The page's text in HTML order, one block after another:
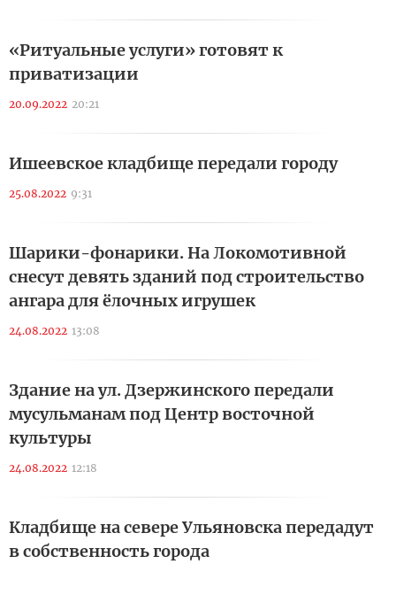
«Ритуальные услуги» готовят к
приватизации
20.09.2022 20:21
Ишеевское кладбище передали городу
25.08.2022 9:31
Шарики-фонарики. На Локомотивной
снесут девять зданий под строительство
ангара для ёлочных игрушек
24.08.2022 13:08
Здание на ул. Дзержинского передали
мусульманам под Центр восточной
культуры
24.08.2022 12:18
Кладбище на севере Ульяновска передадут
в собственность города